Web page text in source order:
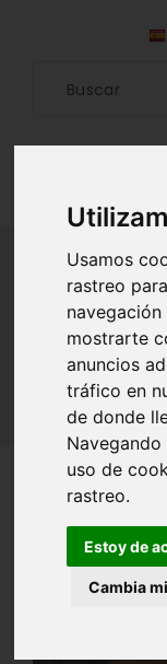
Usamos
rastreo
mostrarte
anuncios
tráfico en
de donde
uso de
rastreo.
Estoy de
Cambia
Inicio